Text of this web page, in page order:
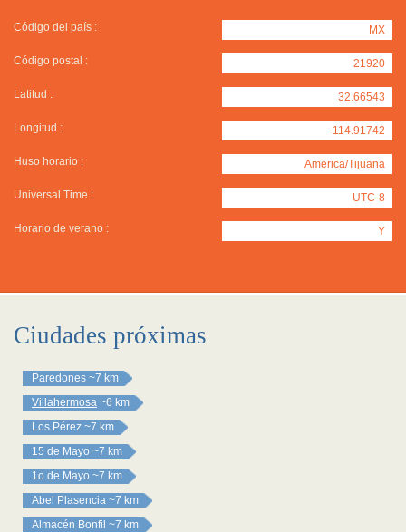
Código del país : MX
Código postal : 21920
Latitud : 32.66543
Longitud : -114.91742
Huso horario : America/Tijuana
Universal Time : UTC-8
Horario de verano : Y
Ciudades próximas
Paredones ~7 km
Villahermosa ~6 km
Los Pérez ~7 km
15 de Mayo ~7 km
1o de Mayo ~7 km
Abel Plasencia ~7 km
Almacén Bonfil ~7 km